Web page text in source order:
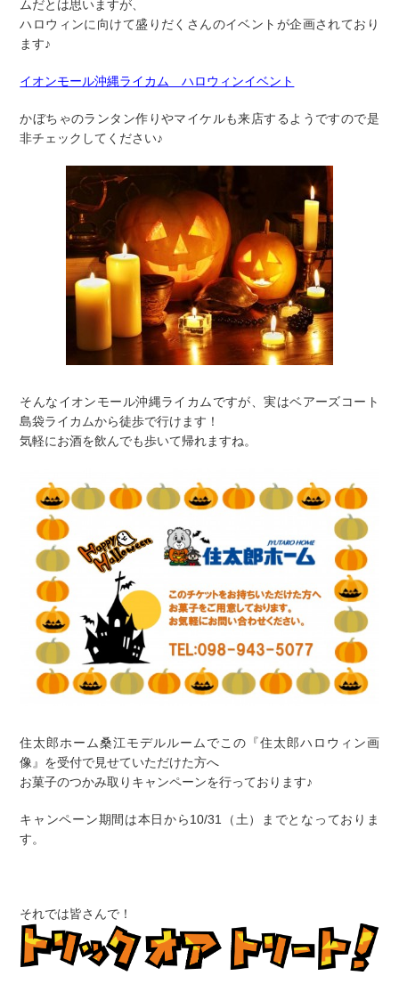
ムだとは思いますが、
ハロウィンに向けて盛りだくさんのイベントが企画されており
ます♪
イオンモール沖縄ライカム ハロウィンイベント
かぼちゃのランタン作りやマイケルも来店するようですので是
非チェックしてください♪
そんなイオンモール沖縄ライカムですが、実はベアーズコート
島袋ライカムから徒歩で行けます！
気軽にお酒を飲んでも歩いて帰れますね。
住太郎ホーム桑江モデルルームでこの『住太郎ハロウィン画
像』を受付で見せていただけた方へ
お菓子のつかみ取りキャンペーンを行っております♪
キャンペーン期間は本日から10/31（土）までとなっておりま
す。
それでは皆さんで！